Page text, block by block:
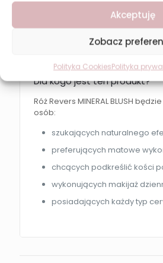
Akceptuję
Zobacz
Polityka CookiesPolityka
blenduj od najwyższego
Stopniowo buduj intensywność
kolejne cienkie warstwy produktu.
Dla kogo jest ten produkt?
Róż Revers MINERAL BLUSH
osób:
szukających naturalnego
preferujących matowe
chcących podkreślić kości
wykonujących makijaż
posiadających każdy typ